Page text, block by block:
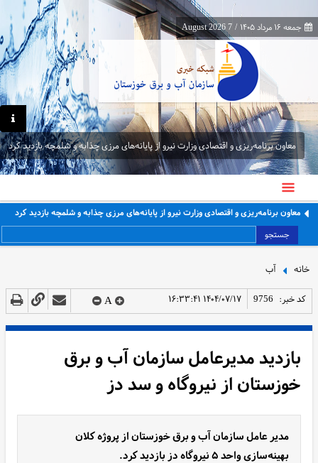
جمعه ۱۶ مرداد ۱۴۰۵ /
7 August 2026
معاون برنامه‌ریزی و اقتصادی وزارت نیرو از پایانه‌های مرزی چذابه و شلمچه بازدید کرد
معاون برنامه‌ریزی و اقتصادی وزارت نیرو از پایانه‌های مرزی چذابه و شلمچه بازدید کرد
جستجو
خانه آب
کد خبر: 9756 ۱۴۰۴/۰۷/۱۷ ۱۶:۳۳:۴۱ A
بازدید مدیرعامل سازمان آب و برق
خوزستان از نیروگاه و سد دز
مدیر عامل سازمان آب و برق خوزستان از پروژه کلان
بهینه‌سازی واحد ۵ نیروگاه دز بازدید کرد.